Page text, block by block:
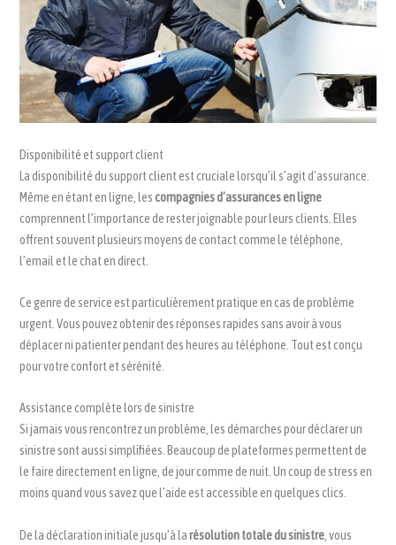
Disponibilité et support client
La disponibilité du support client est cruciale lorsqu’il s’agit d’assurance.
Même en étant en ligne, lescompagnies d’assurances en ligne
comprennent l’importance de rester joignable pour leurs clients. Elles
offrent souvent plusieurs moyens de contact comme le téléphone,
l’email et le chat en direct.
Ce genre de service est particulièrement pratique en cas de problème
urgent. Vous pouvez obtenir des réponses rapides sans avoir à vous
déplacer ni patienter pendant des heures au téléphone. Tout est conçu
pour votre confort et sérénité.
Assistance complète lors de sinistre
Si jamais vous rencontrez un problème, les démarches pour déclarer un
sinistre sont aussi simplifiées. Beaucoup de plateformes permettent de
le faire directement en ligne, de jour comme de nuit. Un coup de stress en
moins quand vous savez que l’aide est accessible en quelques clics.
De la déclaration initiale jusqu’à larésolution totale du sinistre , vous